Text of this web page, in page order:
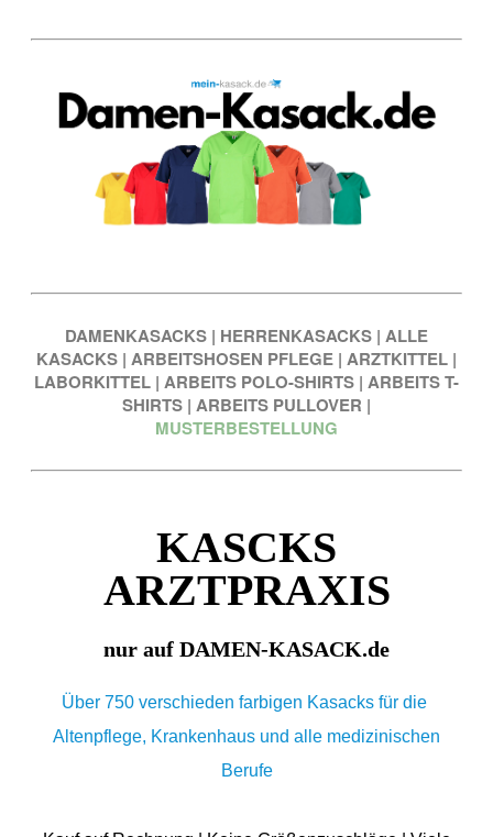
DAMENKASACKS | HERRENKASACKS | ALLE
KASACKS | ARBEITSHOSEN PFLEGE | ARZTKITTEL |
LABORKITTEL | ARBEITS POLO-SHIRTS | ARBEITS T-
SHIRTS | ARBEITS PULLOVER |
MUSTERBESTELLUNG
KASCKS
ARZTPRAXIS
nur auf DAMEN-KASACK.de
Über 750 verschieden farbigen Kasacks für die
Altenpflege, Krankenhaus und alle medizinischen
Berufe